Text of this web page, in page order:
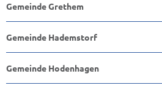
Gemeinde Grethem
Gemeinde Hademstorf
Gemeinde Hodenhagen